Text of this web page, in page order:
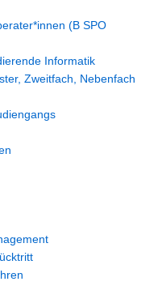
(B SPO
Informatik
Zweitfach, Nebenfach